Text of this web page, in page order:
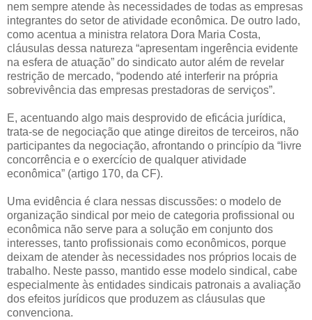
nem sempre atende às necessidades de todas as empresas
integrantes do setor de atividade econômica. De outro lado,
como acentua a ministra relatora Dora Maria Costa,
cláusulas dessa natureza “apresentam ingerência evidente
na esfera de atuação” do sindicato autor além de revelar
restrição de mercado, “podendo até interferir na própria
sobrevivência das empresas prestadoras de serviços”.
E, acentuando algo mais desprovido de eficácia jurídica,
trata-se de negociação que atinge direitos de terceiros, não
participantes da negociação, afrontando o princípio da “livre
concorrência e o exercício de qualquer atividade
econômica” (artigo 170, da CF).
Uma evidência é clara nessas discussões: o modelo de
organização sindical por meio de categoria profissional ou
econômica não serve para a solução em conjunto dos
interesses, tanto profissionais como econômicos, porque
deixam de atender às necessidades nos próprios locais de
trabalho. Neste passo, mantido esse modelo sindical, cabe
especialmente às entidades sindicais patronais a avaliação
dos efeitos jurídicos que produzem as cláusulas que
convenciona.